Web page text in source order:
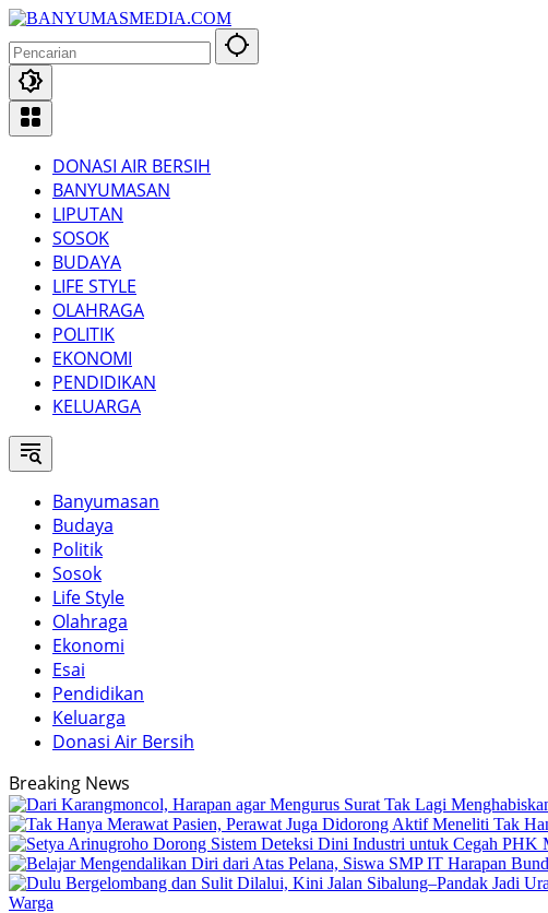
Langsung
konten
DONASI AIR BERSIH
BANYUMASAN
LIPUTAN
SOSOK
BUDAYA
LIFE STYLE
OLAHRAGA
POLITIK
EKONOMI
PENDIDIKAN
KELUARGA
Banyumasan
Budaya
Politik
Sosok
Life Style
Olahraga
Ekonomi
Esai
Pendidikan
Keluarga
Donasi Air Bersih
Breaking News
Tak
Warga